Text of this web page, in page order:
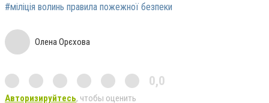
#міліція волинь правила пожежної безпеки
Олена Орєхова
0,0
Авторизируйтесь, чтобы оценить